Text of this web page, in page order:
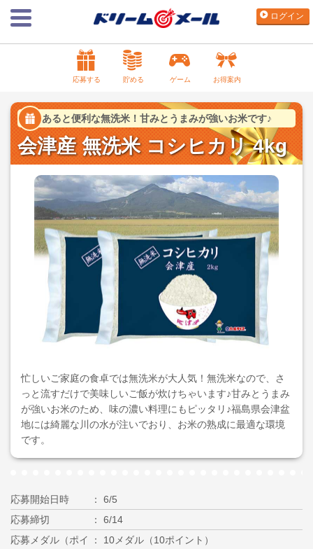
ログイン
応募する 貯める ゲーム お得案内
あると便利な無洗米！甘みとうまみが強いお米です♪
会津産 無洗米 コシヒカリ 4kg
忙しいご家庭の食卓では無洗米が大人気！無洗米なので、さ
っと流すだけで美味しいご飯が炊けちゃいます♪甘みとうまみ
が強いお米のため、味の濃い料理にもピッタリ♪福島県会津盆
地には綺麗な川の水が注いでおり、お米の熟成に最適な環境
です。
応募開始日時
6/5
応募締切
6/14
応募メダル（ポイ
10メダル（10ポイント）